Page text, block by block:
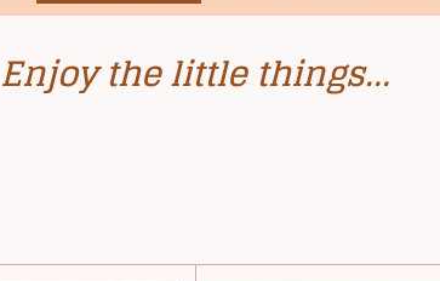
Enjoythelittle things...